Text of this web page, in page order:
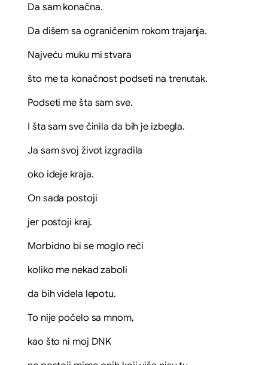
Da sam konačna.
Da dišem sa ograničenim rokom trajanja.
Najveću muku mi stvara
što me ta konačnost podseti na trenutak.
Podseti me šta sam sve.
I šta sam sve činila da bih je izbegla.
Ja sam svoj život izgradila
oko ideje kraja.
On sada postoji
jer postoji kraj.
Morbidno bi se moglo reći
koliko me nekad zaboli
da bih videla lepotu.
To nije počelo sa mnom,
kao što ni moj DNK